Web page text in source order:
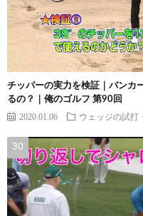
チッパーの実力を検証｜バンカ
るの？｜俺のゴルフ 第90回
2020.01.06 ウェッジの試打